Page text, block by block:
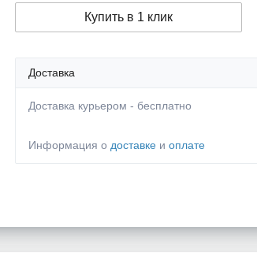
Купить в 1 клик
Доставка
Доставка курьером - бесплатно
Информация о доставке и оплате